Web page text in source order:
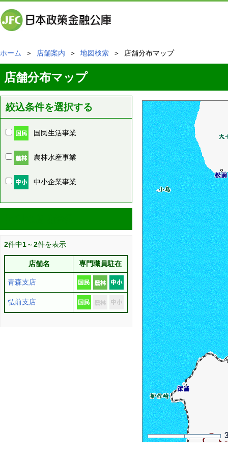
ホーム ＞ 店舗案内 ＞ 地図検索 ＞ 店舗分布マップ
店舗分布マップ
絞込条件を選択する
国民生活事業
農林水産事業
中小企業事業
2件中1～2件を表示
店舗名 専門職員駐在
青森支店
弘前支店